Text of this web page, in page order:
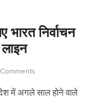
निर्वाचन
में अगले साल होने वाले